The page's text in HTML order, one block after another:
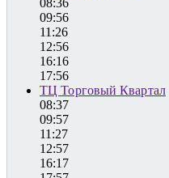
08:36
09:56
11:26
12:56
16:16
17:56
ТЦ Торговый Квартал
08:37
09:57
11:27
12:57
16:17